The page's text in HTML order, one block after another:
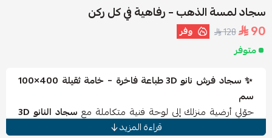
سجاد لمسة الذهب – رفاهية في كل ركن
90
128 وفر
متوفر
✨ سجاد فرش نانو 3D طباعة فاخرة – خامة ثقيلة 400×100
سم
حوّلي أرضية منزلك إلى لوحة فنية متكاملة مع سجاد النانو 3D
بتقنية الطباعة ثلاثية الأبعاد. تصميم عصري بخامة ثقيلة عالية
قراءة المزيد